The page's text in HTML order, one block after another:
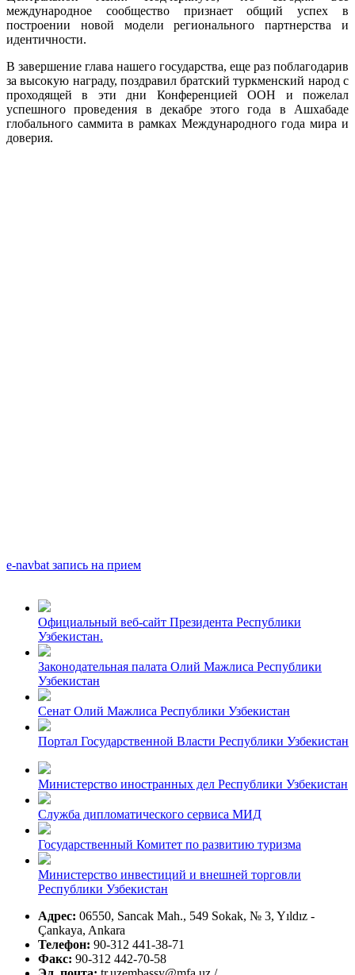
международное сообщество признает общий успех в
построении новой модели регионального партнерства и
идентичности.
В завершение глава нашего государства, еще раз поблагодарив
за высокую награду, поздравил братский туркменский народ с
проходящей в эти дни Конференцией ООН и пожелал
успешного проведения в декабре этого года в Ашхабаде
глобального саммита в рамках Международного года мира и
доверия.
e-navbat запись на прием
Официальный веб-сайт Президента Республики
Узбекистан.
Законодательная палата Олий Мажлиса Республики
Узбекистан
Сенат Олий Мажлиса Республики Узбекистан
Портал Государственной Власти Республики Узбекистан
Министерство иностранных дел Республики Узбекистан
Служба дипломатического сервиса МИД
Государственный Комитет по развитию туризма
Министерство инвестиций и внешней торговли
Республики Узбекистан
Адрес: 06550, Sancak Mah., 549 Sokak, № 3, Yıldız -
Çankaya, Ankara
Телефон: 90-312 441-38-71
Факс: 90-312 442-70-58